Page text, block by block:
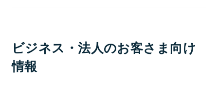
ビジネス・法人のお客さま向け
情報